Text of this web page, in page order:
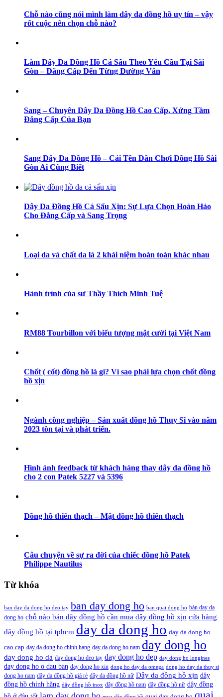
Chỗ nào cũng nói mình làm dây da đồng hồ uy tín – vậy
rốt cuộc nên chọn chỗ nào?
Làm Dây Da Đồng Hồ Cá Sấu Theo Yêu Cầu Tại Sài
Gòn – Đẳng Cấp Đến Từng Đường Vân
Sang – Chuyên Dây Da Đồng Hồ Cao Cấp, Xứng Tầm
Đẳng Cấp Của Bạn
Sang Dây Da Đồng Hồ – Cái Tên Dân Chơi Đồng Hồ Sài
Gòn Ai Cũng Biết
Dây Da Đồng Hồ Cá Sấu Xịn: Sự Lựa Chọn Hoàn Hảo
Cho Đẳng Cấp và Sang Trọng
Loại da và chất da là 2 khái niệm hoàn toàn khác nhau
Hành trình của sư Thầy Thích Minh Tuệ
RM88 Tourbillon với biểu tượng mặt cười tại Việt Nam
Chốt ( cốt) đồng hồ là gì? Vì sao phải lựa chọn chốt đồng
hồ xịn
Ngành công nghiệp – Sản xuất đồng hồ Thụy Sĩ vào năm
2023 tồn tại và phát triển.
Hình ảnh feedback từ khách hàng thay dây da đồng hồ
cho 2 con Patek 5227 và 5396
Đồng hồ thiên thạch – Mặt đồng hồ thiên thạch
Câu chuyện về sự ra đời của chiếc đồng hồ Patek
Philippe Nautilus
Từ khóa
ban day da dong ho deo tay ban day dong ho ban quai dong ho bán day da
dong ho chỗ nào bán dây đồng hồ cần mua dây đồng hồ xịn cửa hàng
dây đồng hồ tại tphcm day da dong ho day da dong ho
cao cap day da dong ho chinh hang day da dong ho nam day dong ho
day dong ho da day dong ho deo tay day dong ho dep day dong ho longines
day dong ho o dau ban day dong ho xin dong ho day da omega dong ho day da thuy si
dong ho nam dây da đồng hồ giá rẻ dây da đồng hồ nữ Dây da đồng hồ xịn dây
đồng hồ chính hãng dây đồng hồ inox dây đồng hồ nam dây đồng hồ nữ dây đồng